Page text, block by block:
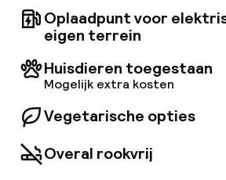
Restaurant Joelia. Alle kamers
badjassen en slippers, en
high-speed internettoegang
Oplaadpunt voor
eigen terrein
Huisdieren toegestaan
Mogelijk extra kosten
Vegetarische opties
Overal rookvrij